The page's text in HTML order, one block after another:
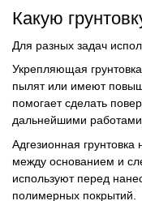
Какую
Для разных задач
Укрепляющая
пылят или имеют
помогает сделать
дальнейшими
Адгезионная
между основанием и
используют перед
полимерных покрытий.